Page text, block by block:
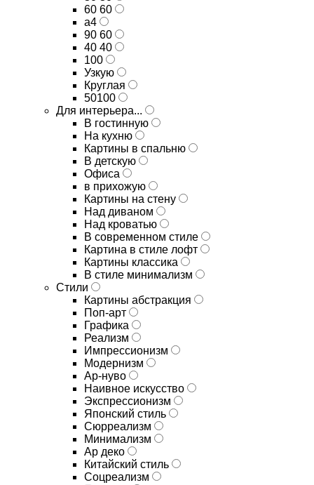
60 60
а4
90 60
40 40
100
Узкую
Круглая
50100
Для интерьера...
В гостинную
На кухню
Картины в спальню
В детскую
Офиса
в прихожую
Картины на стену
Над диваном
Над кроватью
В современном стиле
Картина в стиле лофт
Картины классика
В стиле минимализм
Стили
Картины абстракция
Поп-арт
Графика
Реализм
Импрессионизм
Модернизм
Ар-нуво
Наивное искусство
Экспрессионизм
Японский стиль
Сюрреализм
Минимализм
Ар деко
Китайский стиль
Соцреализм